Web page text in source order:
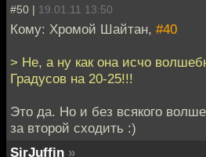
#50 | 19.01.11 13:50
Кому: Хромой Шайтан, #40
> Не, а ну как она исчо
Градусов на 20-25!!!
Это да. Но и без всякого
за второй сходить :)
SirJuffin »